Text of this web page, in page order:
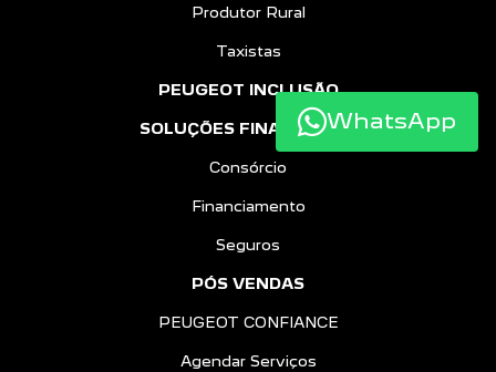
Produtor Rural
Taxistas
PEUGEOT INCLUSÃO
SOLUÇÕES FINANCEIRAS
Consórcio
Financiamento
Seguros
PÓS VENDAS
PEUGEOT CONFIANCE
Agendar Serviços
WhatsApp